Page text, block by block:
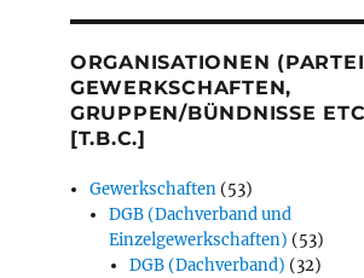
ORGANISATIONEN
GEWERKSCHAFTEN,
GRUPPEN/BÜNDNISSE
[T.B.C.]
Gewerkschaften (53)
DGB (Dachverband und
Einzelgewerkschaften) (53)
DGB (Dachverband) (32)